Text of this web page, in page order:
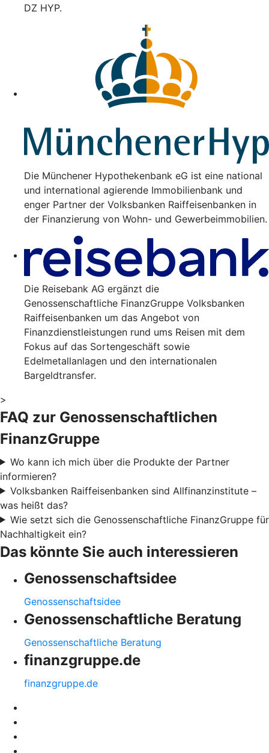
DZ HYP.
Die Münchener Hypothekenbank eG ist eine national
und international agierende Immobilienbank und
enger Partner der Volksbanken Raiffeisenbanken in
der Finanzierung von Wohn- und Gewerbeimmobilien.
Die Reisebank AG ergänzt die
Genossenschaftliche FinanzGruppe Volksbanken
Raiffeisenbanken um das Angebot von
Finanzdienstleistungen rund ums Reisen mit dem
Fokus auf das Sortengeschäft sowie
Edelmetallanlagen und den internationalen
Bargeldtransfer.
>
FAQ zur Genossenschaftlichen
FinanzGruppe
Wo kann ich mich über die Produkte der Partner
informieren?
Volksbanken Raiffeisenbanken sind Allfinanzinstitute –
was heißt das?
Wie setzt sich die Genossenschaftliche FinanzGruppe für
Nachhaltigkeit ein?
Das könnte Sie auch interessieren
Genossenschaftsidee
Genossenschaftsidee
Genossenschaftliche Beratung
Genossenschaftliche Beratung
finanzgruppe.de
finanzgruppe.de